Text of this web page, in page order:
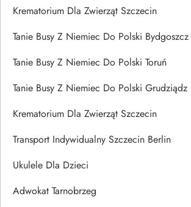
Krematorium Dla Zwierząt Szczecin
Tanie Busy Z Niemiec Do Polski Bydgoszcz
Tanie Busy Z Niemiec Do Polski Toruń
Tanie Busy Z Niemiec Do Polski Grudziądz
Krematorium Dla Zwierząt Szczecin
Transport Indywidualny Szczecin Berlin
Ukulele Dla Dzieci
Adwokat Tarnobrzeg